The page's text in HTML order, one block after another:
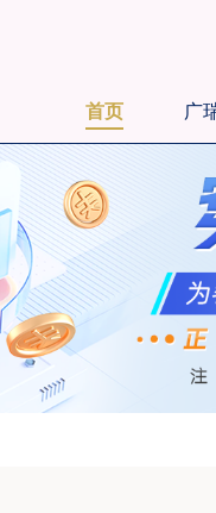
首页 广